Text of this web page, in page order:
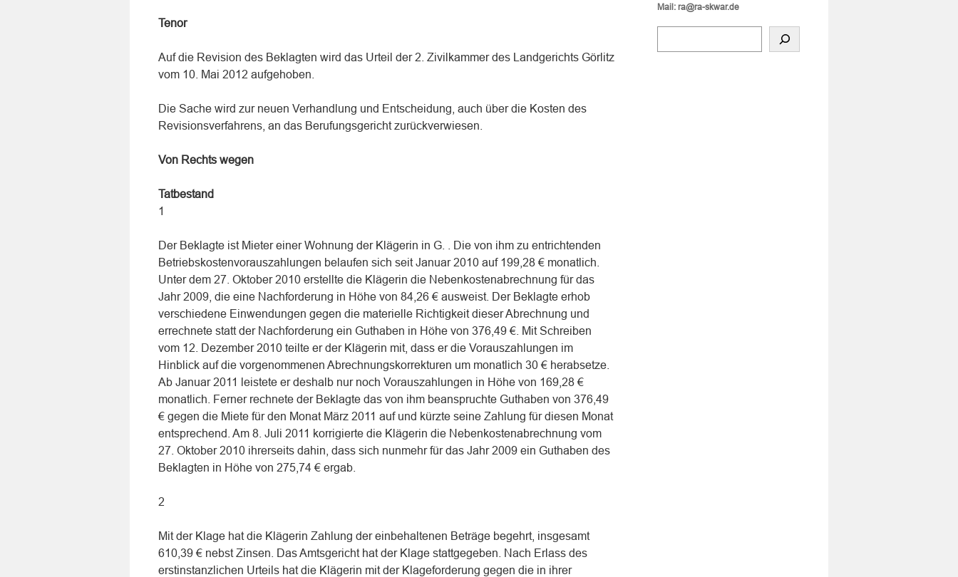
Tenor
Auf die Revision des Beklagten wird das Urteil der 2. Zivilkammer des Landgerichts Görlitz
vom 10. Mai 2012 aufgehoben.
Die Sache wird zur neuen Verhandlung und Entscheidung, auch über die Kosten des
Revisionsverfahrens, an das Berufungsgericht zurückverwiesen.
Von Rechts wegen
Tatbestand
1
Der Beklagte ist Mieter einer Wohnung der Klägerin in G. . Die von ihm zu entrichtenden
Betriebskostenvorauszahlungen belaufen sich seit Januar 2010 auf 199,28 € monatlich.
Unter dem 27. Oktober 2010 erstellte die Klägerin die Nebenkostenabrechnung für das
Jahr 2009, die eine Nachforderung in Höhe von 84,26 € ausweist. Der Beklagte erhob
verschiedene Einwendungen gegen die materielle Richtigkeit dieser Abrechnung und
errechnete statt der Nachforderung ein Guthaben in Höhe von 376,49 €. Mit Schreiben
vom 12. Dezember 2010 teilte er der Klägerin mit, dass er die Vorauszahlungen im
Hinblick auf die vorgenommenen Abrechnungskorrekturen um monatlich 30 € herabsetze.
Ab Januar 2011 leistete er deshalb nur noch Vorauszahlungen in Höhe von 169,28 €
monatlich. Ferner rechnete der Beklagte das von ihm beanspruchte Guthaben von 376,49
€ gegen die Miete für den Monat März 2011 auf und kürzte seine Zahlung für diesen Monat
entsprechend. Am 8. Juli 2011 korrigierte die Klägerin die Nebenkostenabrechnung vom
27. Oktober 2010 ihrerseits dahin, dass sich nunmehr für das Jahr 2009 ein Guthaben des
Beklagten in Höhe von 275,74 € ergab.
2
Mit der Klage hat die Klägerin Zahlung der einbehaltenen Beträge begehrt, insgesamt
610,39 € nebst Zinsen. Das Amtsgericht hat der Klage stattgegeben. Nach Erlass des
erstinstanzlichen Urteils hat die Klägerin mit der Klageforderung gegen die in ihrer
Mail: ra@ra-skwar.de